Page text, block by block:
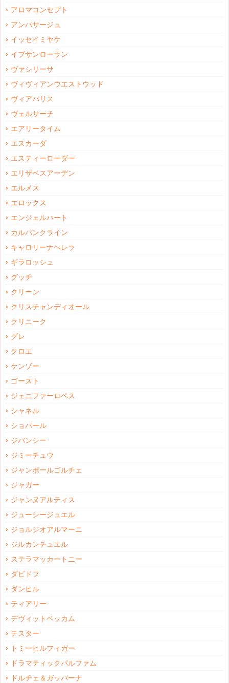
アロマコンセプト
アンパサージュ
イッセイミヤケ
イブサンローラン
ヴァシリーサ
ヴィヴィアンウエストウッド
ヴィアパリス
ヴェルサーチ
エアリータイム
エスカーダ
エスティーローダー
エリザベスアーデン
エルメス
エロックス
エンジェルハート
カルバンクライン
キャロリーナヘレラ
ギラロッシュ
グッチ
クリーン
クリスチャンディオール
クリニーク
グレ
クロエ
ケンゾー
ゴースト
ジェニファーロペス
シャネル
ショパール
ジバンシー
ジミーチュウ
ジャンポールゴルチェ
ジャガー
ジャンヌアルティス
ジューシージュエル
ジョルジオアルマーニ
ジルカンチュエル
ステラマッカートニー
ダビドフ
ダンヒル
ティアリー
デヴィットベッカム
テスター
トミーヒルフィガー
ドラマティックパルファム
ドルチェ＆ガッバーナ